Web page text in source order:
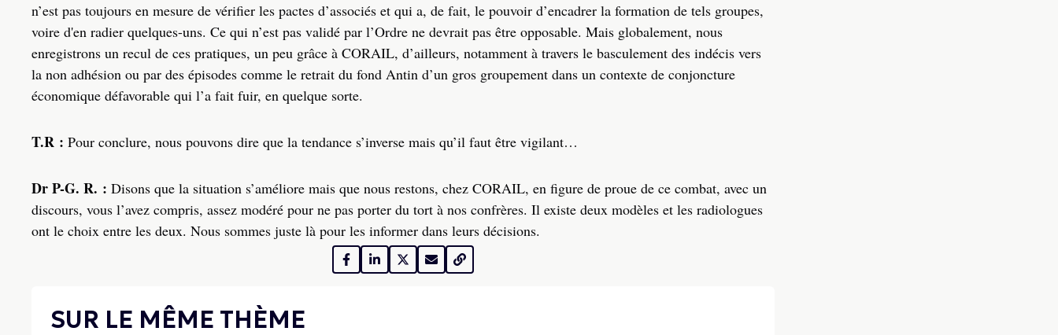
n’est pas toujours en mesure de vérifier les pactes d’associés et qui a, de fait, le pouvoir d’encadrer la formation de tels groupes,
voire d'en radier quelques-uns. Ce qui n’est pas validé par l’Ordre ne devrait pas être opposable. Mais globalement, nous
enregistrons un recul de ces pratiques, un peu grâce à CORAIL, d’ailleurs, notamment à travers le basculement des indécis vers
la non adhésion ou par des épisodes comme le retrait du fond Antin d’un gros groupement dans un contexte de conjoncture
économique défavorable qui l’a fait fuir, en quelque sorte.
T.R : Pour conclure, nous pouvons dire que la tendance s’inverse mais qu’il faut être vigilant…
Dr P-G. R. : Disons que la situation s’améliore mais que nous restons, chez CORAIL, en figure de proue de ce combat, avec un
discours, vous l’avez compris, assez modéré pour ne pas porter du tort à nos confrères. Il existe deux modèles et les radiologues
ont le choix entre les deux. Nous sommes juste là pour les informer dans leurs décisions.
SUR LE MÊME THÈME